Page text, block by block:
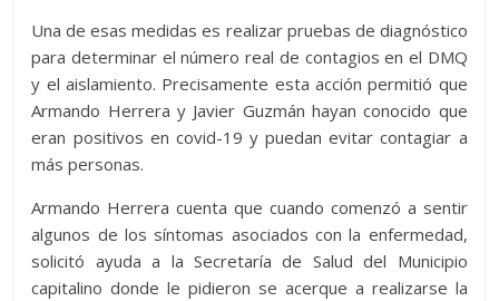
Una de esas medidas es realizar pruebas de diagnóstico
para determinar el número real de contagios en el DMQ
y el aislamiento. Precisamente esta acción permitió que
Armando Herrera y Javier Guzmán hayan conocido que
eran positivos en covid-19 y puedan evitar contagiar a
más personas.
Armando Herrera cuenta que cuando comenzó a sentir
algunos de los síntomas asociados con la enfermedad,
solicitó ayuda a la Secretaría de Salud del Municipio
capitalino donde le pidieron se acerque a realizarse la